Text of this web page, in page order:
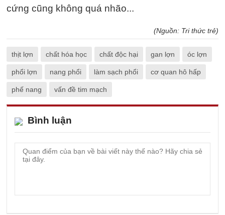
cứng cũng không quá nhão...
(Nguồn: Tri thức trẻ)
thịt lợn chất hóa học chất độc hại gan lợn óc lợn
phổi lợn nang phổi làm sạch phổi cơ quan hô hấp
phế nang vấn đề tim mạch
Bình luận